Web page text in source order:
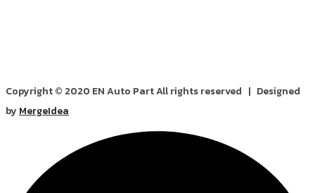
Copyright © 2020 EN Auto Part All rights reserved | Designed
byMergeIdea